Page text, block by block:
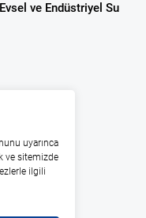
ve Endüstriyel Su
uyarınca
ve sitemizde
ilgili